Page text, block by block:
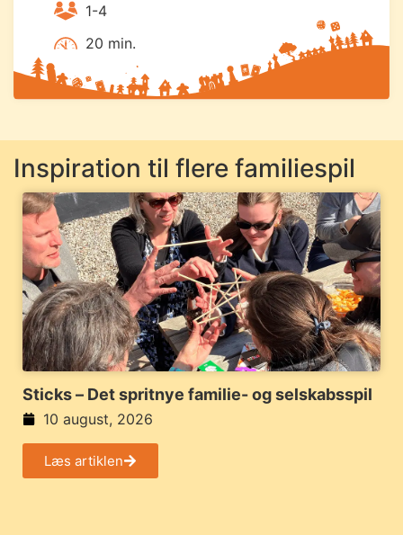
1-4
20 min.
Inspiration til flere familiespil
Sticks – Det spritnye familie- og selskabsspil
10 august, 2026
Læs artiklen